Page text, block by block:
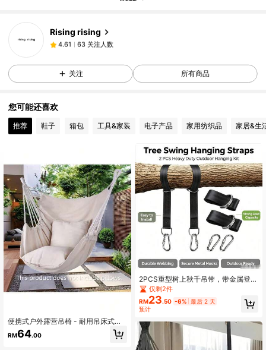
Rising rising
4.61
63 关注人数
关注了 1天前
4.61 63 关注人数
4.61
关注 所有商品
您可能还喜欢
推荐 鞋子 箱包 工具&家装 电子产品 家用纺织品 家居&生
便携式户外露营吊椅 - 耐用吊床式设
计,轻便结实的面料,适合后院、旅行、
露营使用 - 黑色/白色/灰色(不含枕头),
RM64.00
2PCS重型树上秋千吊带，带金属登山
扣，耐候涤纶吊床挂带，适用于户外
后院花园露营秋千椅，易安装树挂式
悬挂吊绳
仅剩2件
RM23.50 -6% 最后 2 天
预计